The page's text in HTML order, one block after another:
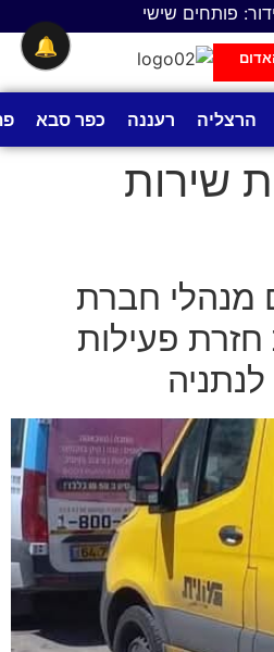
פותחים שישי
הרצליה רעננה כפר סבא
שירות
מנהלי חברת
פעילות
🔔